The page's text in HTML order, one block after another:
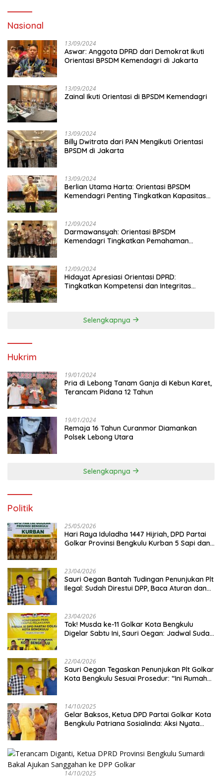
Nasional
13/09/2024
Aswar: Anggota DPRD dari Demokrat Ikuti
Orientasi BPSDM Kemendagri di Jakarta
13/09/2024
Zainal Ikuti Orientasi di BPSDM Kemendagri
13/09/2024
Billy Dwitrata dari PAN Mengikuti Orientasi
BPSDM di Jakarta
13/09/2024
Berlian Utama Harta: Orientasi BPSDM
Kemendagri Penting Tingkatkan Kapasitas
12/09/2024
Darmawansyah: Orientasi BPSDM
Kemendagri Tingkatkan Pemahaman
12/09/2024
Hidayat Apresiasi Orientasi DPRD:
Tingkatkan Kompetensi dan Integritas
Selengkapnya
Hukrim
19/01/2024
Pria di Lebong Tanam Ganja di Kebun Karet,
Terancam Pidana 12 Tahun
19/01/2024
Remaja 16 Tahun Curanmor Diamankan
Polsek Lebong Utara
Selengkapnya
Politik
25/05/2026
Hari Raya Iduladha 1447 Hijriah, DPD Partai
Golkar Provinsi Bengkulu Kurban 5 Sapi dan 1
23/04/2026
Sauri Oegan Bantah Tudingan Penunjukan Plt
Ilegal: Sudah Direstui DPP, Baca Aturan dan
23/04/2026
‎Tok! Musda ke-11 Golkar Kota Bengkulu
Digelar Sabtu Ini, Sauri Oegan: Jadwal Sudah
22/04/2026
Sauri Oegan Tegaskan Penunjukan Plt Golkar
Kota Bengkulu Sesuai Prosedur: “Ini Rumah
14/10/2025
‎Gelar Baksos, Ketua DPD Partai Golkar Kota
Bengkulu Patriana Sosialinda: Aksi Nyata
14/10/2025